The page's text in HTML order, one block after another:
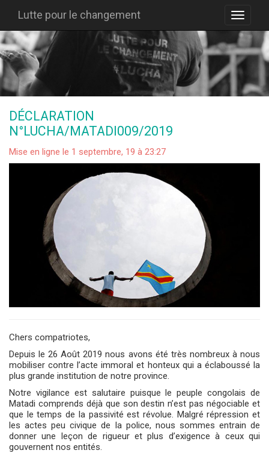
Lutte pour le changement
DÉCLARATION
N°LUCHA/MATADI009/2019
Mise en ligne le 1 septembre, 19 à 23:27
Chers compatriotes,
Depuis le 26 Août 2019 nous avons été très nombreux à nous
mobiliser contre l’acte immoral et honteux qui a éclaboussé la
plus grande institution de notre province.
Notre vigilance est salutaire puisque le peuple congolais de
Matadi comprends déjà que son destin n’est pas négociable et
que le temps de la passivité est révolue. Malgré répression et
les actes peu civique de la police, nous sommes entrain de
donner une leçon de rigueur et plus d’exigence à ceux qui
gouvernent nos entités.